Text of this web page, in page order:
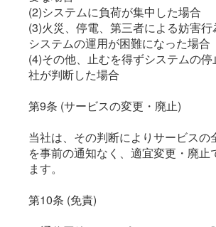
(2)システムに負荷が集中した場合
(3)火災、停電、第三者による妨害行
システムの運用が困難になった場合
(4)その他、止むを得ずシステムの停
社が判断した場合
第9条 (サービスの変更・廃止)
当社は、その判断によりサービスの
を事前の通知なく、適宜変更・廃止
ます。
第10条 (免責)